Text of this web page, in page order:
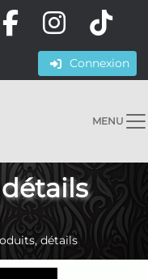
Connexion
MENU
détails